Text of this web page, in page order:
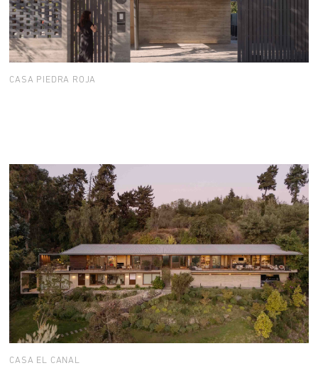
CASA PIEDRA ROJA
CASA EL CANAL